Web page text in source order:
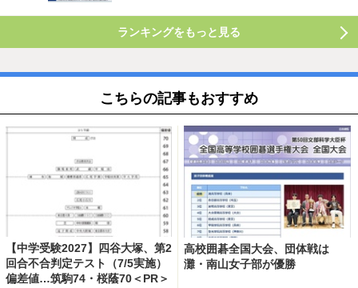
ランキングをもっと見る
こちらの記事もおすすめ
【中学受験2027】四谷大塚、第2
回合不合判定テスト（7/5実施）
偏差値…筑駒74・桜蔭70＜PR＞
高校囲碁全国大会、団体戦は
灘・南山女子部が優勝